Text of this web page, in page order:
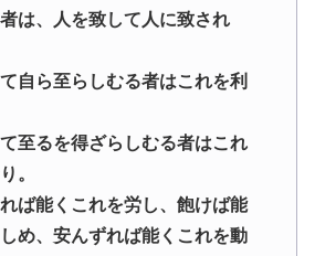
は、人を致して人に致され
自ら至らしむる者はこれを利
至るを得ざらしむる者はこれ
。
ば能くこれを労し、飽けば能
め、安んずれば能くこれを動